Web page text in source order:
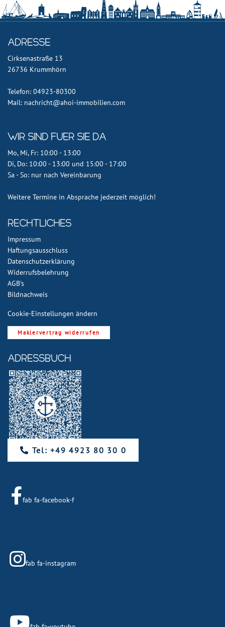
Adresse
Cirksenastraße 13
26736 Krummhörn
Telefon: 04923-80300
Mail: nachricht@ahoi-immobilien.com
Wir sind fuer Sie da
Mo, Mi, Fr: 10:00 - 13:00
Di, Do: 10:00 - 13:00 und 15:00 - 17:00
Sa - So: nur nach Vereinbarung
Weitere Termine in Absprache jederzeit möglich!
Rechtliches
Impressum
Haftungsausschluss
Datenschutzerklärung
Widerrufsbelehrung
AGB's
Bildnachweis
Cookie-Einstellungen ändern
Maklervertrag widerrufen
ADRESSBUCH
Tel: +49 4923 80 30 0
fab fa-facebook-f
fab fa-instagram